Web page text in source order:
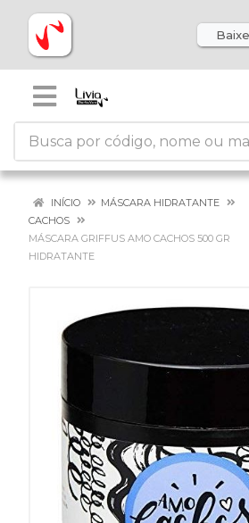
INÍCIO
MÁSCARA HIDRATANTE
CACHOS
MÁSCARA GRIFFUS AMO CACHOS 500 GR
HIDRATANTE